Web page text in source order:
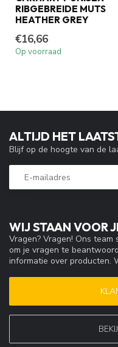
RIBGEBREIDE MUTS
HEATHER GREY
€16,66
Op voorraad
WIJ STAAN VOOR
Vragen? Vragen! Ons
om je vragen te
informatie over producten.
ALTIJD HET
Blijf op de hoogte van de